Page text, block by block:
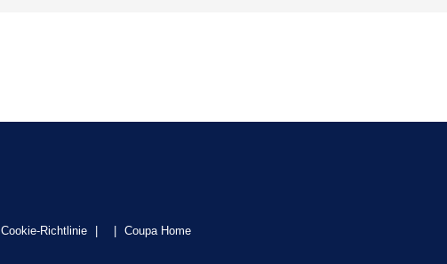
Cookie-Richtlinie Coupa Home